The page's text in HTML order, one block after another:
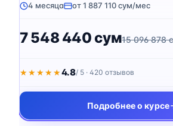
4 месяца от 1 887 110 сум/мес
7 548 440 сум15 096 878
★★★★★
★★★★★4.8/ 5 · 420 отзывов
Подробнее о курсе